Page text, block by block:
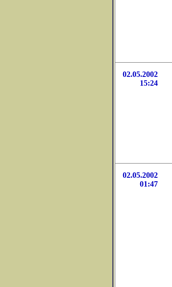
02.05.2002
15:24
02.05.2002
01:47